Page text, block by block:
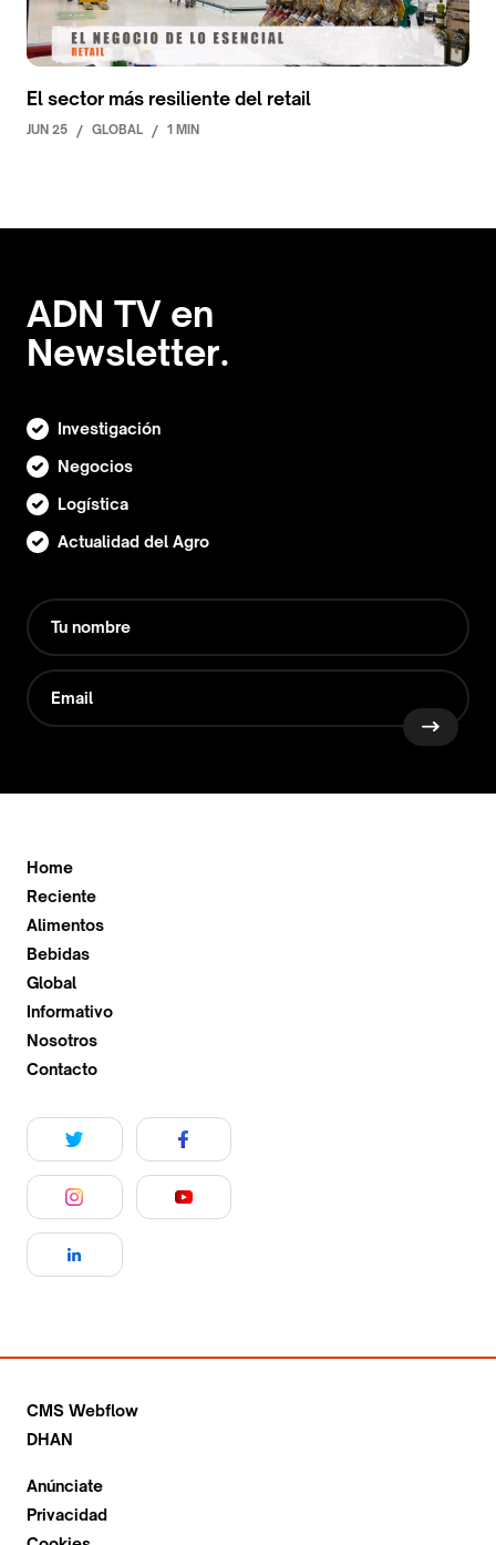
El sector más resiliente del retail
JUN 25 / GLOBAL / 1 MIN
ADN TV en
Newsletter.
Investigación
Negocios
Logística
Actualidad del Agro
Home
Reciente
Alimentos
Bebidas
Global
Informativo
Nosotros
Contacto
CMS Webflow
DHAN
Anúnciate
Privacidad